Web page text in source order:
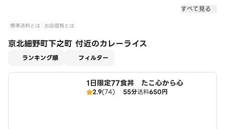
すべて見る
標準送料とは お店価格とは
京北細野町下之町 付近のカレーライス
ランキング順 フィルター
1日限定77食丼 たこ心から心
2.9(74) 55分送料650円